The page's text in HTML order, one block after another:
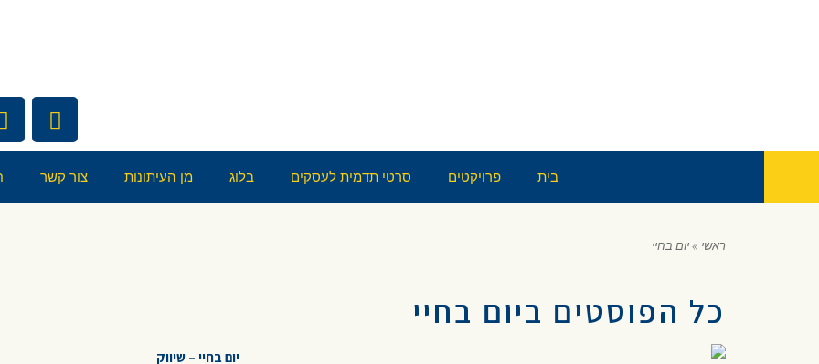
בית פרויקטים סרטי תדמית לעסקים בלוג מן העיתונות צור קשר
ראשי »יום בחיי
כל הפוסטים ביום בחיי